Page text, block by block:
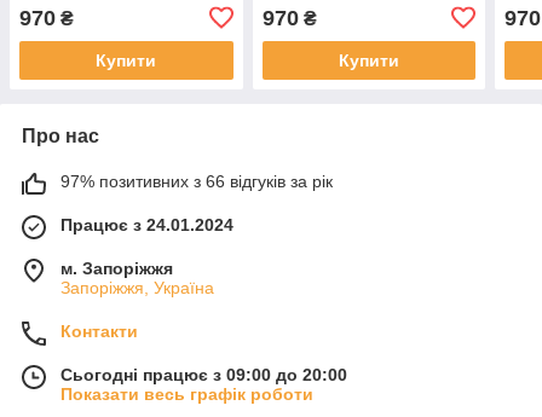
970 ₴
Купити
970₴
Купити
970
Про нас
97% позитивних з 66 відгуків за рік
Працює з 24.01.2024
м. Запоріжжя
Запоріжжя, Україна
Контакти
Сьогодні працює з 09:00 до 20:00
Показати весь графік роботи